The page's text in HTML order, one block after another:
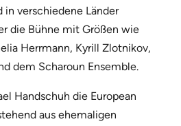
in verschiedene Länder
die Bühne mit Größen wie
Herrmann, Kyrill Zlotnikov,
dem Scharoun Ensemble.
Handschuh die European
aus ehemaligen